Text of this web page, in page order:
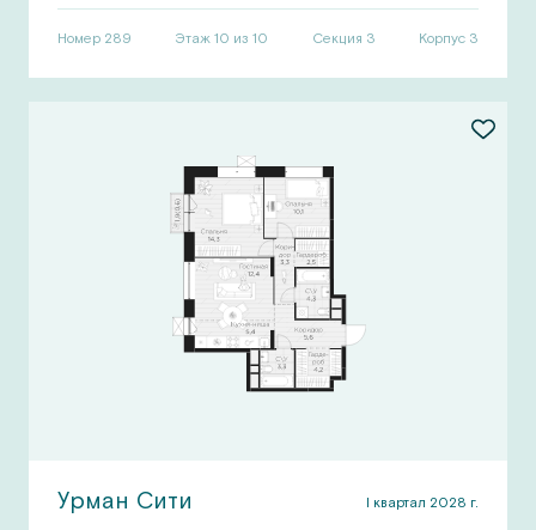
Номер 289 Этаж 10 из 10 Секция 3 Корпус 3
Урман Сити I квартал 2028 г.